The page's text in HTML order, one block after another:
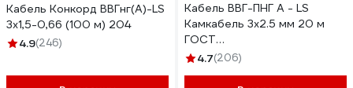
Кабель Конкорд ВВГнг(А)-LS
3х1,5-0,66 (100 м) 204
4.9(246)
Кабель ВВГ-ПНГ А - LS
Камкабель 3x2.5 мм 20 м
ГОСТ
1157К30HG00070А0020М
4.7(206)